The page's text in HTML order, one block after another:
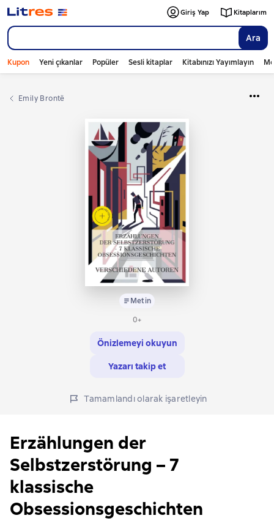
Ara
Giriş Yap Kitaplarım
Kupon Yeni çıkanlar Popüler Sesli kitaplar Kitabınızı Yayımlayın
Emily Brontë
Metin
0+
Önizlemeyi okuyun
Yazarı takip et
Tamamlandı olarak işaretleyin
Erzählungen der
Selbstzerstörung – 7
klassische
Obsessionsgeschichten